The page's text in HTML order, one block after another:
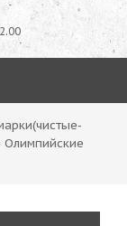
Олимпийские